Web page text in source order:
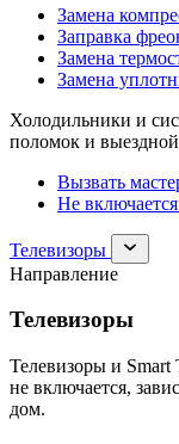
Замена
Заправка
Замена
Замена
Холодильники и
поломок и
Вызвать
Не
Телевизоры
Раскрыть
раздел
Направление
Телевизоры
Телевизоры и Smart
не включается,
дом.